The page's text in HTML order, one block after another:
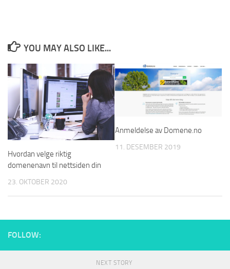
YOU MAY ALSO LIKE...
Hvordan velge riktig
domenenavn til nettsiden din
23. OKTOBER 2020
Anmeldelse av Domene.no
11. DESEMBER 2019
FOLLOW:
NEXT STORY